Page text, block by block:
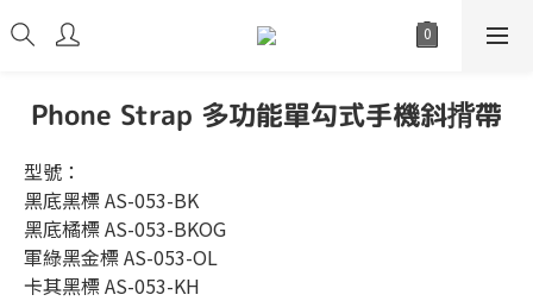
Phone Strap 多功能單勾式手機斜揹帶
型號：
黑底黑標 AS-053-BK
黑底橘標 AS-053-BKOG
軍綠黑金標 AS-053-OL
卡其黑標 AS-053-KH